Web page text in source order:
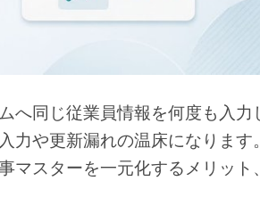
へ同じ従業員情報を何度も入力
力や更新漏れの温床になります
マスターを一元化するメリット